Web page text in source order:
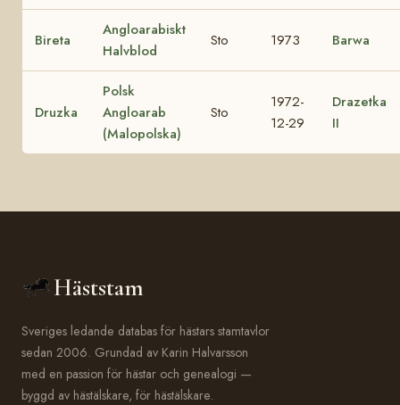
Bireta
Angloarabiskt
Halvblod
Sto 1973 Barwa
Druzka
Polsk
Angloarab
(Malopolska)
Sto
1972-
12-29
Drazetka
II
Häststam
Sveriges ledande databas för hästars stamtavlor
sedan 2006. Grundad av Karin Halvarsson
med en passion för hästar och genealogi —
byggd av hästälskare, för hästälskare.